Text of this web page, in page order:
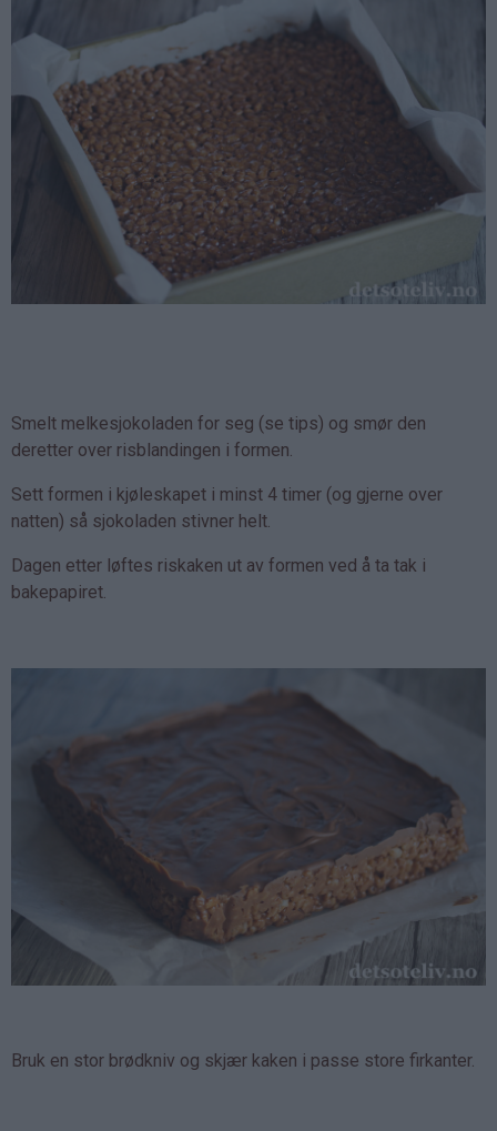
Smelt melkesjokoladen for seg (se tips) og smør den
deretter over risblandingen i formen.
Sett formen i kjøleskapet i minst 4 timer (og gjerne over
natten) så sjokoladen stivner helt.
Dagen etter løftes riskaken ut av formen ved å ta tak i
bakepapiret.
Bruk en stor brødkniv og skjær kaken i passe store firkanter.